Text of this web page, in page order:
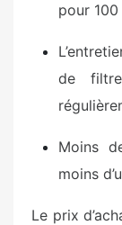
pour 100
de
Moins
moins
Le prix